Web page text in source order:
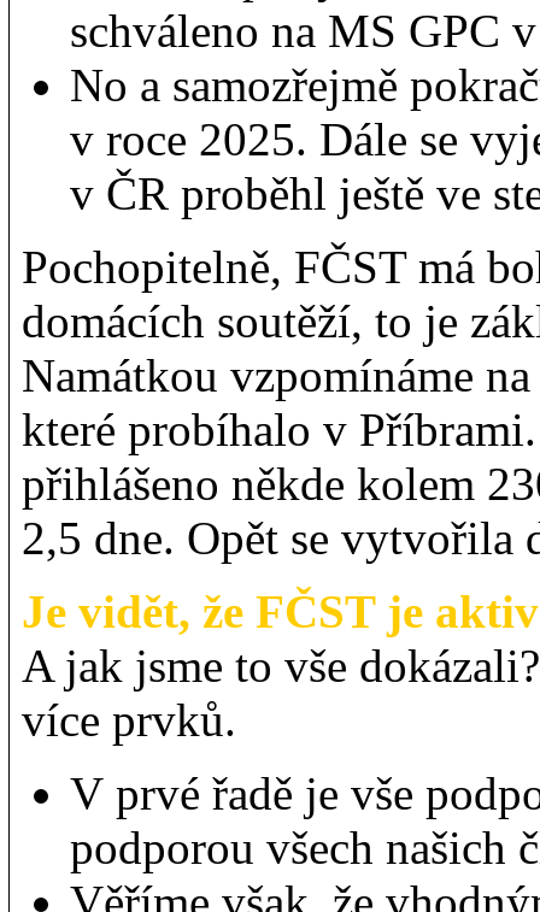
schváleno na MS GPC
No a samozřejmě
v roce 2025. Dále se
v ČR proběhl ještě ve
Pochopitelně, FČST má
domácích soutěží, to je
Namátkou vzpomínáme
které probíhalo v
přihlášeno někde kolem
2,5 dne. Opět se vytvořila
Je vidět, že FČST je
A jak jsme to vše
více prvků.
V prvé řadě je vše
podporou všech našich
Věříme však, že